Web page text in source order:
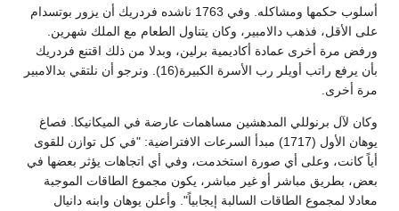
أسلوب حكمها ومشاكله. وفي 1763 ناشده فردريك أن يزور بوتسدام
على الأقل، فذهب دالامبير، وكان يتناول الطعام مع الملك شهرين.
ورفض مرة أخرى عمادة أكاديمية برلين، وبدلا من ذلك اقتنع فردريك
بأن يرفع راتب أويلر رب الأسرة الكبيرة(16). ونرجو أن نلتقي بدالامبير
مرة أخرى.
وكان لآل برنوللي المدهشين مساهمات عارضة في الميكانيكا. فصاغ
يوهان الأول (1717) مبدأ السرعات الافتراضية: "في كل توازن للقوى
أياً كانت، وعلى أي صورة استخدمت، وفي أي اتجاهات يؤثر بعضها في
بعض، بطريق مباشر أو غير مباشر، يكون مجموع الطاقات الموجبة
معادلا لمجموع الطاقات السالبة إيجابياً". وأعلن يوهان وابنه دانيال